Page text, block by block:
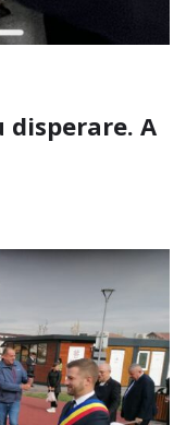
disperare. A